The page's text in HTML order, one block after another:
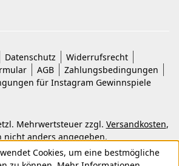
Datenschutz
Widerrufsrecht
AGB
Zahlungsbedingungen
für Instagram Gewinnspiele
Mehrwertsteuer zzgl. Versandkosten,
nicht anders angegeben.
Kwon KG. Alle Rechte vorbehalten.
Cookies, um eine bestmögliche